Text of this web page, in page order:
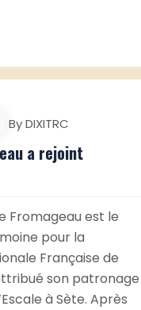
By DIXITRC
a rejoint
Fromageau est le
pour la
Française de
attribué son patronage
à Sète. Après